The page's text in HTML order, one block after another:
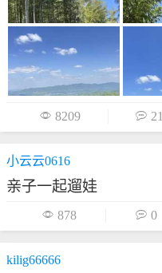
 8209  21
小云云0616
亲子一起遛娃
 878  0
kilig66666